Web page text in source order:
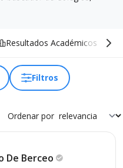
Resultados Académicos
Filtros
Ordenar por
De Berceo